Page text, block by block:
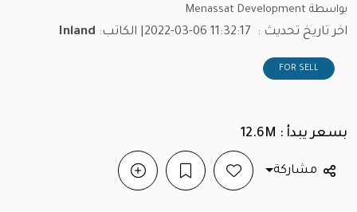
بواسطة Menassat Development
اخر تاريخ تحديث : 2022-03-06 11:32:17 | الكاتب: Inland
FOR SELL
بسعر يبدأ : 12.6M
مشاركة